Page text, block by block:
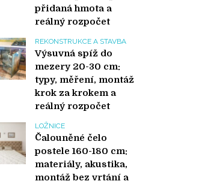
přidaná hmota a
reálný rozpočet
REKONSTRUKCE A STAVBA
Výsuvná spíž do
mezery 20-30 cm:
typy, měření, montáž
krok za krokem a
reálný rozpočet
LOŽNICE
Čalouněné čelo
postele 160-180 cm:
materiály, akustika,
montáž bez vrtání a